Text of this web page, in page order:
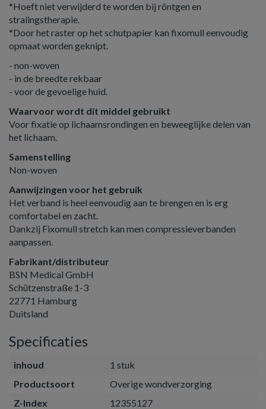
*Hoeft niet verwijderd te worden bij röntgen en
stralingstherapie.
*Door het raster op het schutpapier kan fixomull eenvoudig
opmaat worden geknipt.
- non-woven
- in de breedte rekbaar
- voor de gevoelige huid.
Waarvoor wordt dit middel gebruikt
Voor fixatie op lichaamsrondingen en beweeglijke delen van
het lichaam.
Samenstelling
Non-woven
Aanwijzingen voor het gebruik
Het verband is heel eenvoudig aan te brengen en is erg
comfortabel en zacht.
Dankzij Fixomull stretch kan men compressieverbanden
aanpassen.
Fabrikant/distributeur
BSN Medical GmbH
Schützenstraße 1-3
22771 Hamburg
Duitsland
Specificaties
inhoud
1 stuk
Productsoort
Overige wondverzorging
Z-Index
12355127